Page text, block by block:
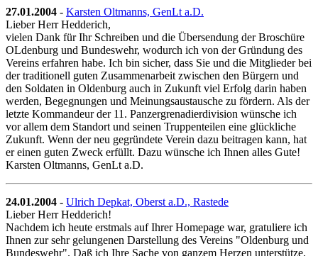
27.01.2004 - Karsten Oltmanns, GenLt a.D.
Lieber Herr Hedderich,
vielen Dank für Ihr Schreiben und die Übersendung der Broschüre
OLdenburg und Bundeswehr, wodurch ich von der Gründung des
Vereins erfahren habe. Ich bin sicher, dass Sie und die Mitglieder bei
der traditionell guten Zusammenarbeit zwischen den Bürgern und
den Soldaten in Oldenburg auch in Zukunft viel Erfolg darin haben
werden, Begegnungen und Meinungsaustausche zu fördern. Als der
letzte Kommandeur der 11. Panzergrenadierdivision wünsche ich
vor allem dem Standort und seinen Truppenteilen eine glückliche
Zukunft. Wenn der neu gegründete Verein dazu beitragen kann, hat
er einen guten Zweck erfüllt. Dazu wünsche ich Ihnen alles Gute!
Karsten Oltmanns, GenLt a.D.
24.01.2004 - Ulrich Depkat, Oberst a.D., Rastede
Lieber Herr Hedderich!
Nachdem ich heute erstmals auf Ihrer Homepage war, gratuliere ich
Ihnen zur sehr gelungenen Darstellung des Vereins "Oldenburg und
Bundeswehr". Daß ich Ihre Sache von ganzem Herzen unterstütze,